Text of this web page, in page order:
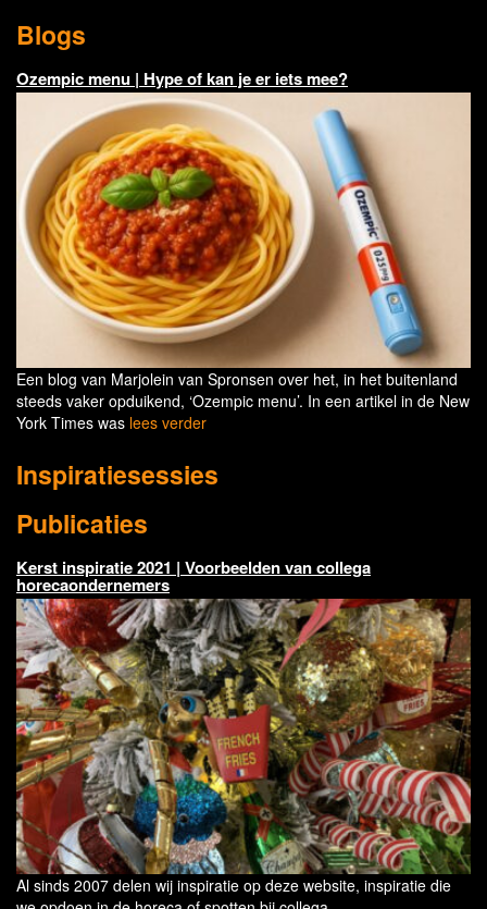
Blogs
Ozempic menu | Hype of kan je er iets mee?
Een blog van Marjolein van Spronsen over het, in het buitenland
steeds vaker opduikend, ‘Ozempic menu’. In een artikel in de New
York Times was lees verder
Inspiratiesessies
Publicaties
Kerst inspiratie 2021 | Voorbeelden van collega
horecaondernemers
Al sinds 2007 delen wij inspiratie op deze website, inspiratie die